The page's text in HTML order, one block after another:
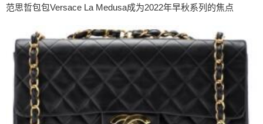
范思哲包包Versace La Medusa成为2022年早秋系列的焦点